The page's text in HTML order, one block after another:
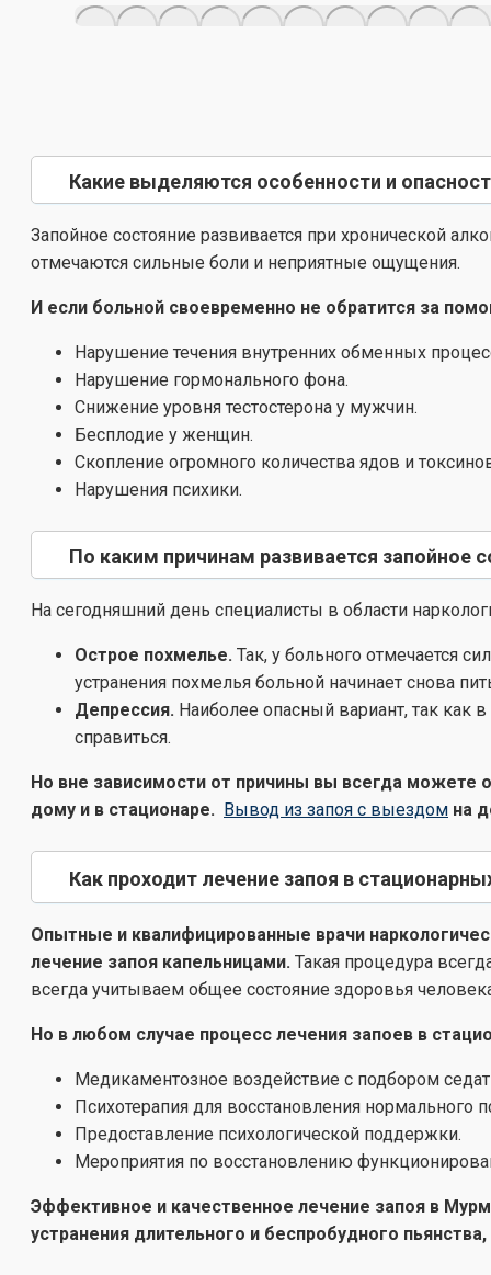
Какие выделяются особенности и
Запойное состояние развивается при хронической
отмечаются сильные боли и неприятные ощущения.
И если больной своевременно не обратится за
Нарушение течения внутренних обменных
Нарушение гормонального фона.
Снижение уровня тестостерона у мужчин.
Бесплодие у женщин.
Скопление огромного количества ядов и
Нарушения психики.
По каким причинам развивается запойное
На сегодняшний день специалисты в области
Острое похмелье. Так, у больного отмечается
устранения похмелья больной начинает снова
Депрессия. Наиболее опасный вариант, так как
справиться.
Но вне зависимости от причины вы всегда можете
дому и в стационаре. Вывод из запоя с выездом на
Как проходит лечение запоя в
Опытные и квалифицированные врачи
лечение запоя капельницами. Такая процедура
всегда учитываем общее состояние здоровья
Но в любом случае процесс лечения запоев в
Медикаментозное воздействие с подбором
Психотерапия для восстановления нормального
Предоставление психологической поддержки.
Мероприятия по восстановлению
Эффективное и качественное лечение запоя в
устранения длительного и беспробудного